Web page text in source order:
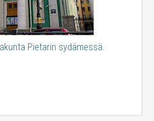
Pietarin sydämessä.